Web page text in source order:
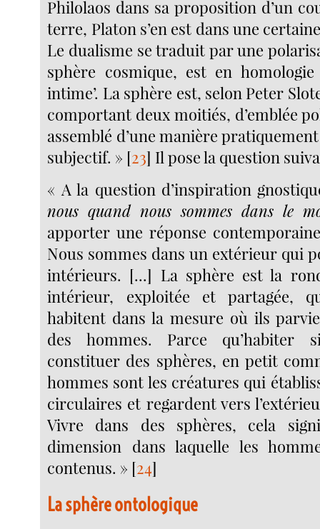
Philolaos dans sa proposition d’un
terre, Platon s’en est dans une
Le dualisme se traduit par une
sphère cosmique, est en homologie
intime’. La sphère est, selon Peter
comportant deux moitiés, d’emblée
assemblé d’une manière
subjectif. » [23] Il pose la question
« A la question d’inspiration
nous quand nous sommes dans le
apporter une réponse
Nous sommes dans un extérieur qui
intérieurs. [...] La sphère est la
intérieur, exploitée et partagée,
habitent dans la mesure où ils
des hommes. Parce qu’habiter
constituer des sphères, en petit
hommes sont les créatures qui
circulaires et regardent vers
Vivre dans des sphères, cela
dimension dans laquelle les
contenus. » [24]
La sphère ontologique